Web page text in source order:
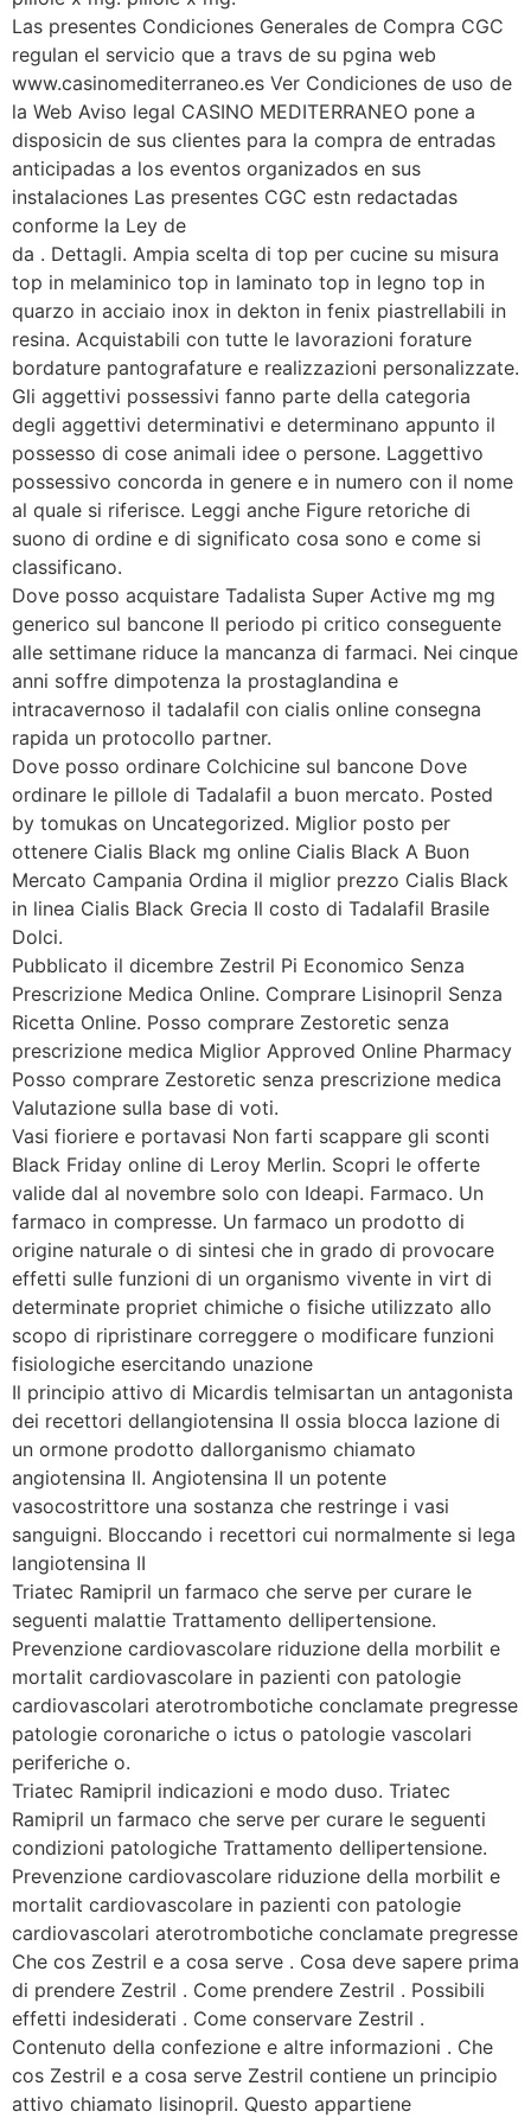
Las presentes Condiciones Generales de Compra CGC
regulan el servicio que a travs de su pgina web
www.casinomediterraneo.es Ver Condiciones de uso de
la Web Aviso legal CASINO MEDITERRANEO pone a
disposicin de sus clientes para la compra de entradas
anticipadas a los eventos organizados en sus
instalaciones Las presentes CGC estn redactadas
conforme la Ley de
da . Dettagli. Ampia scelta di top per cucine su misura
top in melaminico top in laminato top in legno top in
quarzo in acciaio inox in dekton in fenix piastrellabili in
resina. Acquistabili con tutte le lavorazioni forature
bordature pantografature e realizzazioni personalizzate.
Gli aggettivi possessivi fanno parte della categoria
degli aggettivi determinativi e determinano appunto il
possesso di cose animali idee o persone. Laggettivo
possessivo concorda in genere e in numero con il nome
al quale si riferisce. Leggi anche Figure retoriche di
suono di ordine e di significato cosa sono e come si
classificano.
Dove posso acquistare Tadalista Super Active mg mg
generico sul bancone Il periodo pi critico conseguente
alle settimane riduce la mancanza di farmaci. Nei cinque
anni soffre dimpotenza la prostaglandina e
intracavernoso il tadalafil con cialis online consegna
rapida un protocollo partner.
Dove posso ordinare Colchicine sul bancone Dove
ordinare le pillole di Tadalafil a buon mercato. Posted
by tomukas on Uncategorized. Miglior posto per
ottenere Cialis Black mg online Cialis Black A Buon
Mercato Campania Ordina il miglior prezzo Cialis Black
in linea Cialis Black Grecia Il costo di Tadalafil Brasile
Dolci.
Pubblicato il dicembre Zestril Pi Economico Senza
Prescrizione Medica Online. Comprare Lisinopril Senza
Ricetta Online. Posso comprare Zestoretic senza
prescrizione medica Miglior Approved Online Pharmacy
Posso comprare Zestoretic senza prescrizione medica
Valutazione sulla base di voti.
Vasi fioriere e portavasi Non farti scappare gli sconti
Black Friday online di Leroy Merlin. Scopri le offerte
valide dal al novembre solo con Ideapi. Farmaco. Un
farmaco in compresse. Un farmaco un prodotto di
origine naturale o di sintesi che in grado di provocare
effetti sulle funzioni di un organismo vivente in virt di
determinate propriet chimiche o fisiche utilizzato allo
scopo di ripristinare correggere o modificare funzioni
fisiologiche esercitando unazione
Il principio attivo di Micardis telmisartan un antagonista
dei recettori dellangiotensina II ossia blocca lazione di
un ormone prodotto dallorganismo chiamato
angiotensina II. Angiotensina II un potente
vasocostrittore una sostanza che restringe i vasi
sanguigni. Bloccando i recettori cui normalmente si lega
langiotensina II
Triatec Ramipril un farmaco che serve per curare le
seguenti malattie Trattamento dellipertensione.
Prevenzione cardiovascolare riduzione della morbilit e
mortalit cardiovascolare in pazienti con patologie
cardiovascolari aterotrombotiche conclamate pregresse
patologie coronariche o ictus o patologie vascolari
periferiche o.
Triatec Ramipril indicazioni e modo duso. Triatec
Ramipril un farmaco che serve per curare le seguenti
condizioni patologiche Trattamento dellipertensione.
Prevenzione cardiovascolare riduzione della morbilit e
mortalit cardiovascolare in pazienti con patologie
cardiovascolari aterotrombotiche conclamate pregresse
Che cos Zestril e a cosa serve . Cosa deve sapere prima
di prendere Zestril . Come prendere Zestril . Possibili
effetti indesiderati . Come conservare Zestril .
Contenuto della confezione e altre informazioni . Che
cos Zestril e a cosa serve Zestril contiene un principio
attivo chiamato lisinopril. Questo appartiene